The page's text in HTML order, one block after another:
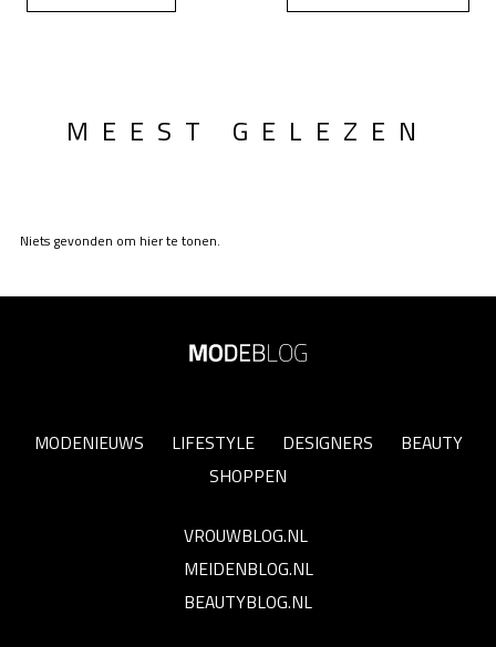
MEEST GELEZEN
Niets gevonden om hier te tonen.
MODENIEUWS LIFESTYLE DESIGNERS
BEAUTY
SHOPPEN
VROUWBLOG.NL
MEIDENBLOG.NL
BEAUTYBLOG.NL